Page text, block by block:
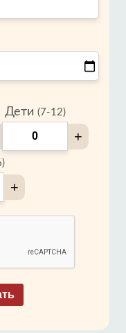
Дети (7-12)
+
+